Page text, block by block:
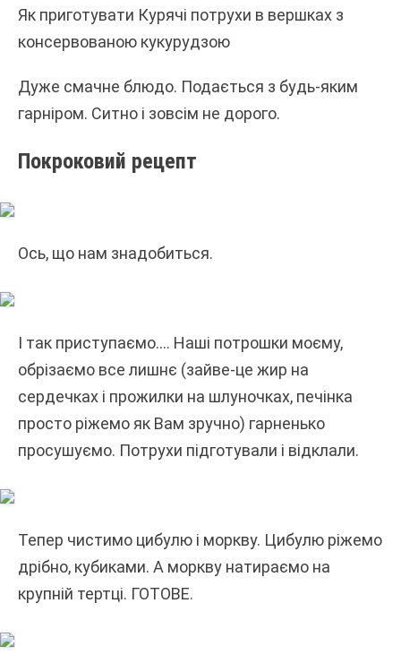
Як приготувати Курячі потрухи в вершках з
консервованою кукурудзою
Дуже смачне блюдо. Подається з будь-яким
гарніром. Ситно і зовсім не дорого.
Покроковий рецепт
Ось, що нам знадобиться.
І так приступаємо…. Наші потрошки моєму,
обрізаємо все лишнє (зайве-це жир на
сердечках і прожилки на шлуночках, печінка
просто ріжемо як Вам зручно) гарненько
просушуємо. Потрухи підготували і відклали.
Тепер чистимо цибулю і моркву. Цибулю ріжемо
дрібно, кубиками. А моркву натираємо на
крупній тертці. ГОТОВЕ.